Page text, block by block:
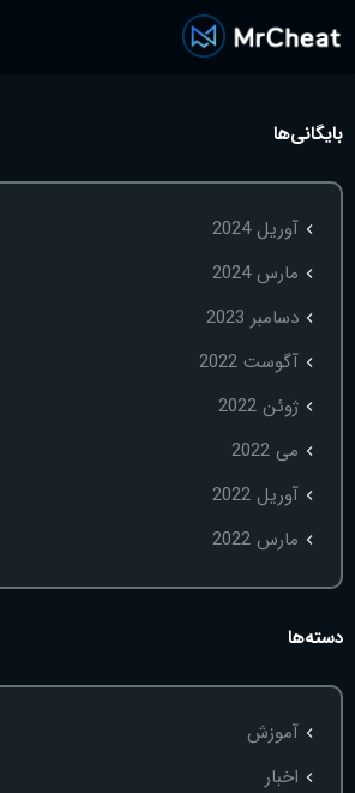
بایگانی‌ها
آوریل 2024
مارس 2024
دسامبر 2023
آگوست 2022
ژوئن 2022
می 2022
آوریل 2022
مارس 2022
دسته‌ها
آموزش
اخبار